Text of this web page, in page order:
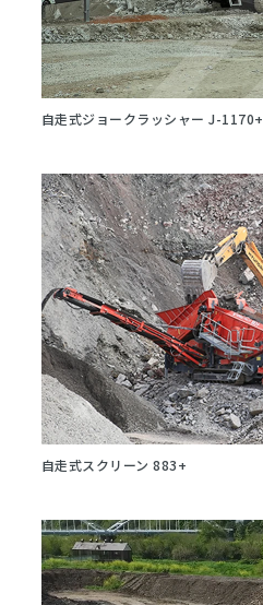
自走式ジョークラッシャー J-1170+
自走式スクリーン 883+